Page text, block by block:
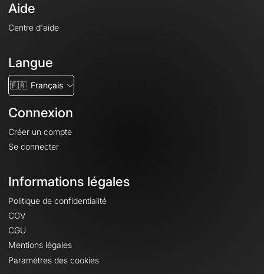
Aide
Centre d'aide
Langue
🇫🇷 Français
Connexion
Créer un compte
Se connecter
Informations légales
Politique de confidentialité
CGV
CGU
Mentions légales
Paramètres des cookies